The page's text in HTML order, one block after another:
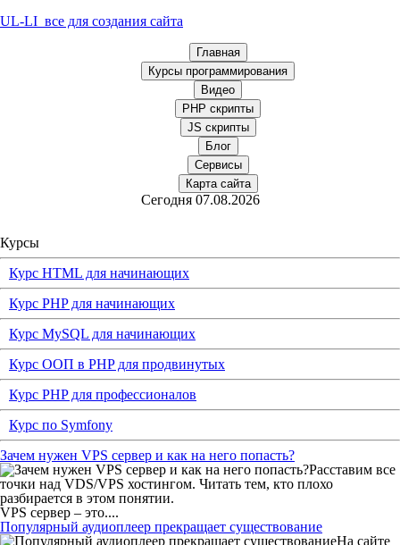
UL-LI все для создания сайта
Главная
Курсы программирования
Видео
PHP скрипты
JS скрипты
Блог
Сервисы
Карта сайта
Сегодня 07.08.2026
Курсы
Курс HTML для начинающих
Курс PHP для начинающих
Курс MySQL для начинающих
Курс ООП в PHP для продвинутых
Курс PHP для профессионалов
Курс по Symfony
Зачем нужен VPS сервер и как на него попасть?
Расставим все
точки над VDS/VPS хостингом. Читать тем, кто плохо
разбирается в этом понятии.
VPS сервер – это....
Популярный аудиоплеер прекращает существование
На сайте